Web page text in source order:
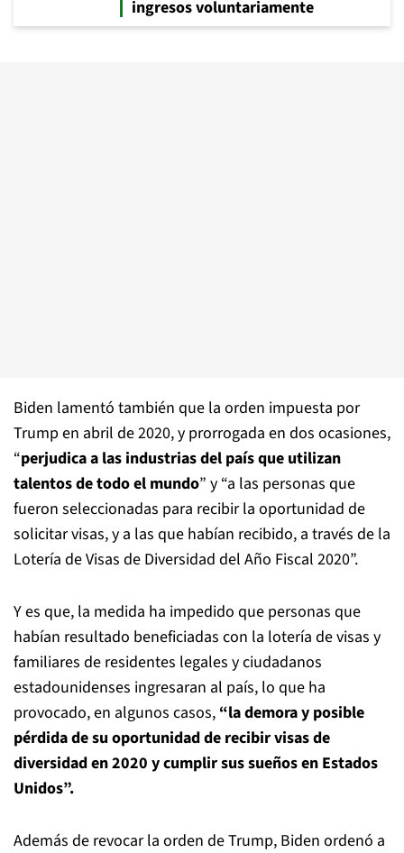
ingresos voluntariamente
Biden lamentó también que la orden impuesta por
Trump en abril de 2020, y prorrogada en dos ocasiones,
“perjudica a las industrias del país que utilizan
talentos de todo el mundo” y “a las personas que
fueron seleccionadas para recibir la oportunidad de
solicitar visas, y a las que habían recibido, a través de la
Lotería de Visas de Diversidad del Año Fiscal 2020”.
Y es que, la medida ha impedido que personas que
habían resultado beneficiadas con la lotería de visas y
familiares de residentes legales y ciudadanos
estadounidenses ingresaran al país, lo que ha
provocado, en algunos casos, “la demora y posible
pérdida de su oportunidad de recibir visas de
diversidad en 2020 y cumplir sus sueños en Estados
Unidos”.
Además de revocar la orden de Trump, Biden ordenó a